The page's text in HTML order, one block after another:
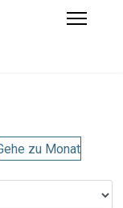
zu Monat